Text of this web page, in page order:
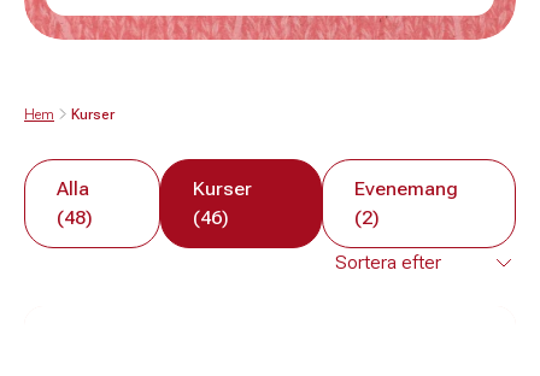
Hem Kurser
Alla
(48)
Kurser
(46)
Evenemang
(2)